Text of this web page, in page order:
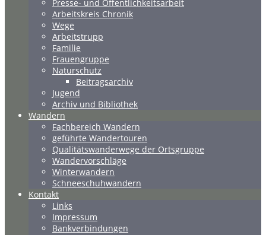
Presse- und Öffentlichkeitsarbeit
Arbeitskreis Chronik
Wege
Arbeitstrupp
Familie
Frauengruppe
Naturschutz
Beitragsarchiv
Jugend
Archiv und Bibliothek
Wandern
Fachbereich Wandern
geführte Wandertouren
Qualitätswanderwege der Ortsgruppe
Wandervorschläge
Winterwandern
Schneeschuhwandern
Kontakt
Links
Impressum
Bankverbindungen